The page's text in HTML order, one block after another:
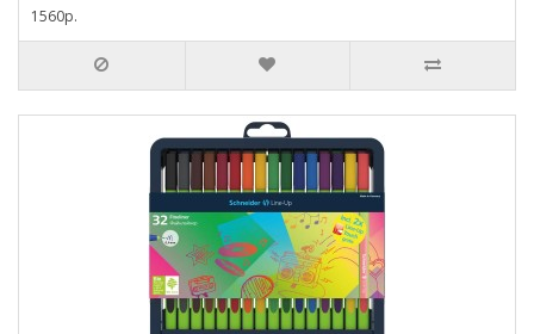
1560р.